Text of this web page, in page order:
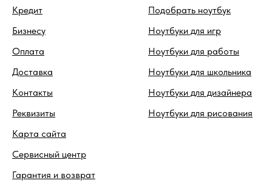
Кредит
Бизнесу
Оплата
Доставка
Контакты
Реквизиты
Карта сайта
Сервисный центр
Гарантия и возврат
Подобрать ноутбук
Ноутбуки для игр
Ноутбуки для работы
Ноутбуки для школьника
Ноутбуки для дизайнера
Ноутбуки для рисования